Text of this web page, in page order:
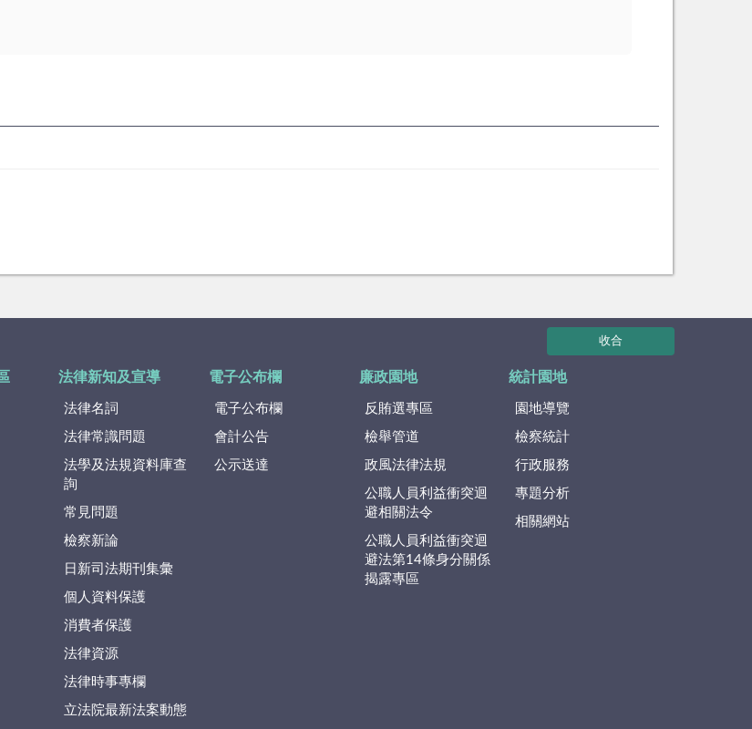
收合
法律新知及宣導
法律名詞
法律常識問題
法學及法規資料庫查
詢
常見問題
檢察新論
日新司法期刊集彙
個人資料保護
消費者保護
法律資源
法律時事專欄
立法院最新法案動態
電子公布欄
電子公布欄
會計公告
公示送達
廉政園地
反賄選專區
檢舉管道
政風法律法規
公職人員利益衝突迴
避相關法令
公職人員利益衝突迴
避法第14條身分關係
揭露專區
統計園地
園地導覽
檢察統計
行政服務
專題分析
相關網站